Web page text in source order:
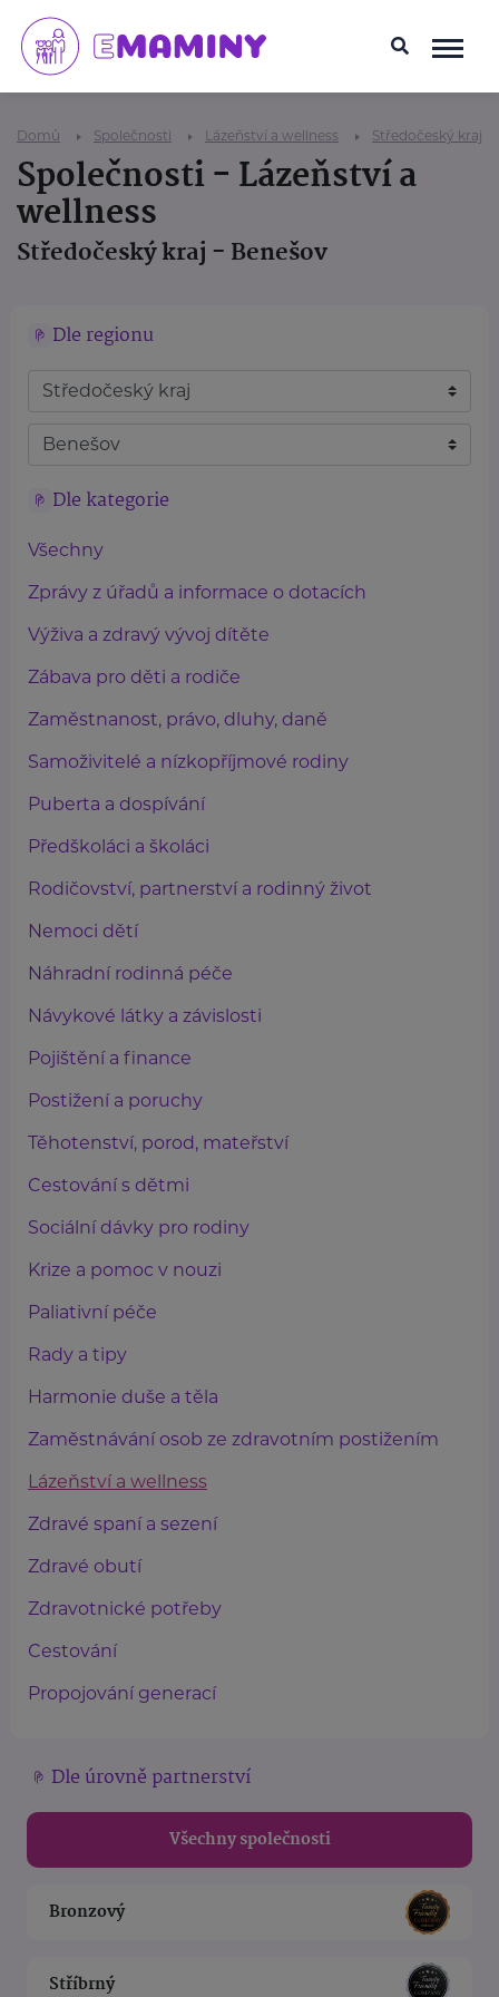
Domů Společnosti Lázeňství a wellness Středočeský kraj
Společnosti - Lázeňství a
wellness
Středočeský kraj - Benešov
Dle regionu
Dle kategorie
Všechny
Zprávy z úřadů a informace o dotacích
Výživa a zdravý vývoj dítěte
Zábava pro děti a rodiče
Zaměstnanost, právo, dluhy, daně
Samoživitelé a nízkopříjmové rodiny
Puberta a dospívání
Předškoláci a školáci
Rodičovství, partnerství a rodinný život
Nemoci dětí
Náhradní rodinná péče
Návykové látky a závislosti
Pojištění a finance
Postižení a poruchy
Těhotenství, porod, mateřství
Cestování s dětmi
Sociální dávky pro rodiny
Krize a pomoc v nouzi
Paliativní péče
Rady a tipy
Harmonie duše a těla
Zaměstnávání osob ze zdravotním postižením
Lázeňství a wellness
Zdravé spaní a sezení
Zdravé obutí
Zdravotnické potřeby
Cestování
Propojování generací
Dle úrovně partnerství
Všechny společnosti
Bronzový
Stříbrný